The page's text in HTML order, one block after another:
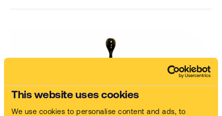
This website uses cookies
We use cookies to personalise content and ads, to